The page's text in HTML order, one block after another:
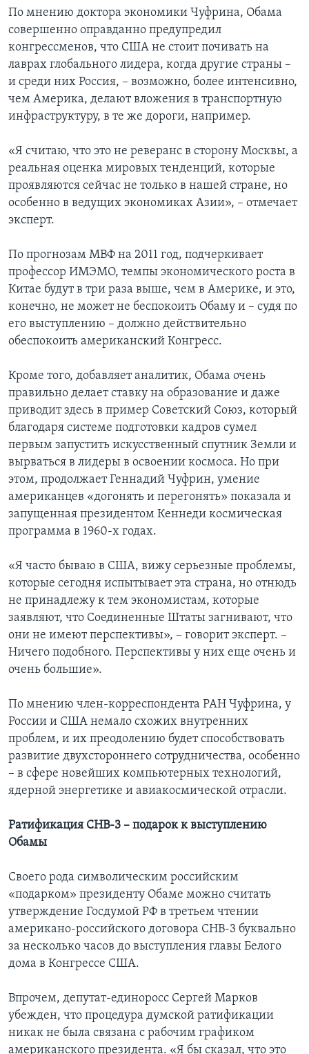
По мнению доктора экономики Чуфрина, Обама
совершенно оправданно предупредил
конгрессменов, что США не стоит почивать на
лаврах глобального лидера, когда другие страны –
и среди них Россия, – возможно, более интенсивно,
чем Америка, делают вложения в транспортную
инфраструктуру, в те же дороги, например.
«Я считаю, что это не реверанс в сторону Москвы, а
реальная оценка мировых тенденций, которые
проявляются сейчас не только в нашей стране, но
особенно в ведущих экономиках Азии», – отмечает
эксперт.
По прогнозам МВФ на 2011 год, подчеркивает
профессор ИМЭМО, темпы экономического роста в
Китае будут в три раза выше, чем в Америке, и это,
конечно, не может не беспокоить Обаму и – судя по
его выступлению – должно действительно
обеспокоить американский Конгресс.
Кроме того, добавляет аналитик, Обама очень
правильно делает ставку на образование и даже
приводит здесь в пример Советский Союз, который
благодаря системе подготовки кадров сумел
первым запустить искусственный спутник Земли и
вырваться в лидеры в освоении космоса. Но при
этом, продолжает Геннадий Чуфрин, умение
американцев «догонять и перегонять» показала и
запущенная президентом Кеннеди космическая
программа в 1960-х годах.
«Я часто бываю в США, вижу серьезные проблемы,
которые сегодня испытывает эта страна, но отнюдь
не принадлежу к тем экономистам, которые
заявляют, что Соединенные Штаты загнивают, что
они не имеют перспективы», – говорит эксперт. –
Ничего подобного. Перспективы у них еще очень и
очень большие».
По мнению член-корреспондента РАН Чуфрина, у
России и США немало схожих внутренних
проблем, и их преодолению будет способствовать
развитие двухстороннего сотрудничества, особенно
– в сфере новейших компьютерных технологий,
ядерной энергетике и авиакосмической отрасли.
Ратификация СНВ-3 – подарок к выступлению
Обамы
Своего рода символическим российским
«подарком» президенту Обаме можно считать
утверждение Госдумой РФ в третьем чтении
американо-российского договора СНВ-3 буквально
за несколько часов до выступления главы Белого
дома в Конгрессе США.
Впрочем, депутат-единоросс Сергей Марков
убежден, что процедура думской ратификации
никак не была связана с рабочим графиком
американского президента. «Я бы сказал, что это